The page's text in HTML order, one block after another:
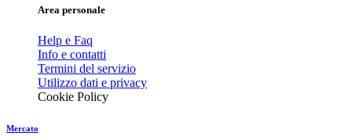
Area personale
Help e Faq
Info e contatti
Termini del servizio
Utilizzo dati e privacy
Cookie Policy
Mercato